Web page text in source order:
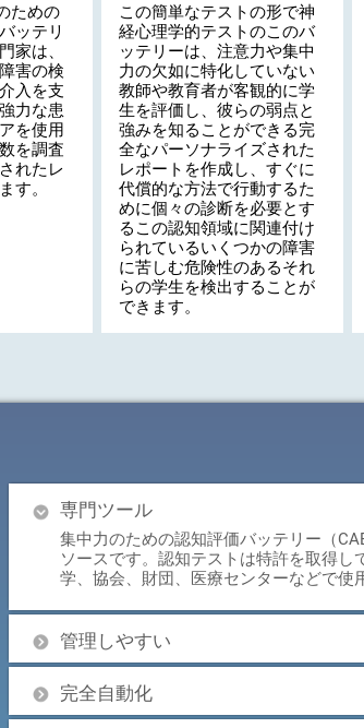
ための
ッテリ
家は、
害の検
入を支
力な患
を使用
を調査
れたレ
す。
この簡単なテストの形で神
経心理学的テストのこのバ
ッテリーは、注意力や集中
力の欠如に特化していない
教師や教育者が客観的に学
生を評価し、彼らの弱点と
強みを知ることができる完
全なパーソナライズされた
レポートを作成し、すぐに
代償的な方法で行動するた
めに個々の診断を必要とす
るこの認知領域に関連付け
られているいくつかの障害
に苦しむ危険性のあるそれ
らの学生を検出することが
できます。
専門ツール
集中力のための認知評価バッテリー（
ソースです。認知テストは特許を取得
学、協会、財団、医療センターなどで使
管理しやすい
完全自動化